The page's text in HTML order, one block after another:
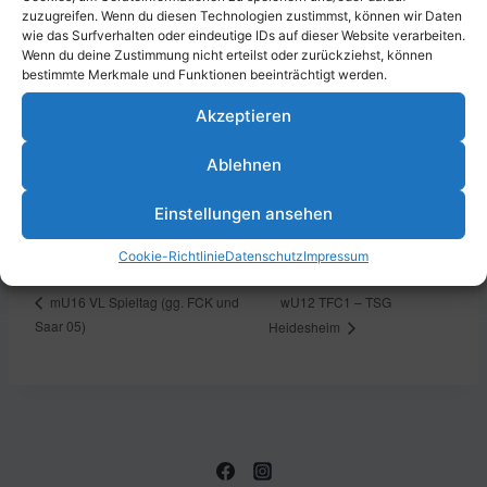
zuzugreifen. Wenn du diesen Technologien zustimmst, können wir Daten
wie das Surfverhalten oder eindeutige IDs auf dieser Website verarbeiten.
Wenn du deine Zustimmung nicht erteilst oder zurückziehst, können
bestimmte Merkmale und Funktionen beeinträchtigt werden.
Akzeptieren
Ablehnen
Einstellungen ansehen
Cookie-RichtlinieDatenschutzImpressum
Zum Kalender hinzufügen
16:00 - 17:00
mU16 VL Spieltag (gg. FCK und
Saar 05)
wU12 TFC1 – TSG
Heidesheim